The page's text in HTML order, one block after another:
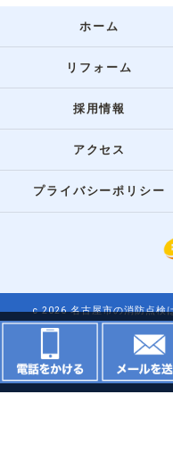
ホーム
リフォーム
採用情報
アクセス
プライバシーポリシー
c 2026 名古屋市の消防点検